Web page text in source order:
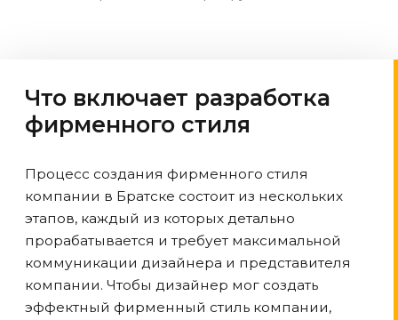
Что включает разработка
фирменного стиля
Процесс создания фирменного стиля
компании в Братске состоит из нескольких
этапов, каждый из которых детально
прорабатывается и требует максимальной
коммуникации дизайнера и представителя
компании. Чтобы дизайнер мог создать
эффектный фирменный стиль компании,